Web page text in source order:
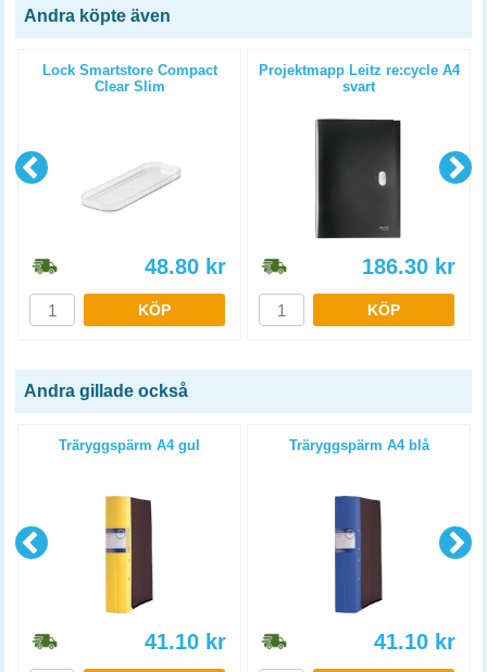
Andra köpte även
Lock Smartstore Compact
Clear Slim
48.80 kr
KÖP
Projektmapp Leitz re:cycle A4
svart
186.30 kr
KÖP
Andra gillade också
Träryggspärm A4 gul
41.10 kr
Träryggspärm A4 blå
41.10 kr